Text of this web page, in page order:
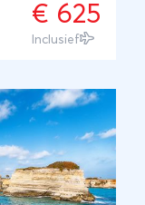
€ 625
Inclusief